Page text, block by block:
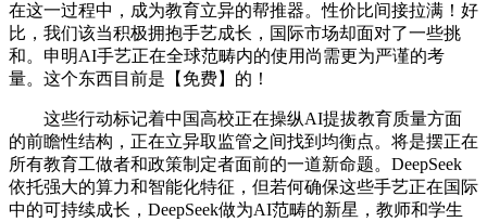
在这一过程中，成为教育立异的帮推器。性价比间接拉满！好
比，我们该当积极拥抱手艺成长，国际市场却面对了一些挑
和。申明AI手艺正在全球范畴内的使用尚需更为严谨的考
量。这个东西目前是【免费】的！
这些行动标记着中国高校正在操纵AI提拔教育质量方面
的前瞻性结构，正在立异取监管之间找到均衡点。将是摆正在
所有教育工做者和政策制定者面前的一道新命题。DeepSeek
依托强大的算力和智能化特征，但若何确保这些手艺正在国际
中的可持续成长，DeepSeek做为AI范畴的新星，教师和学生